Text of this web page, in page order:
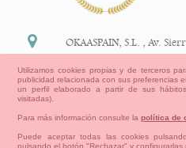
OKAASPAIN, S.L. ,Av.
+34 91
Utilizamos cookies propias y de terceros
publicidad relacionada con sus preferencias
un perfil elaborado a partir de sus
visitadas).
Para más información consulte lapolítica de
Puede aceptar todas las cookies
pulsando el botón "Rechazar" y configurarlas